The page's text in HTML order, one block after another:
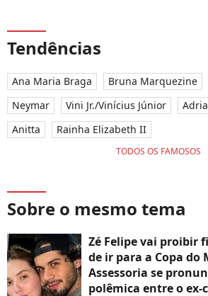
Tendências
Ana Maria Braga Bruna Marquezine
Neymar
Vini Jr./Vinícius Júnior
Anitta
Rainha Elizabeth II
TODOS OS FAMOSOS
Sobre o mesmo tema
Zé Felipe vai proibir
de ir para a Copa do
Assessoria se
polêmica entre o ex-